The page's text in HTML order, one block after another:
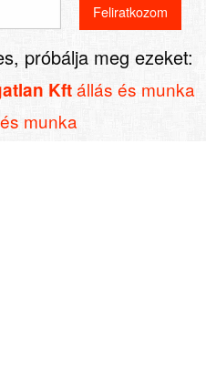
próbálja meg ezeket:
Kftállás és munka
munka